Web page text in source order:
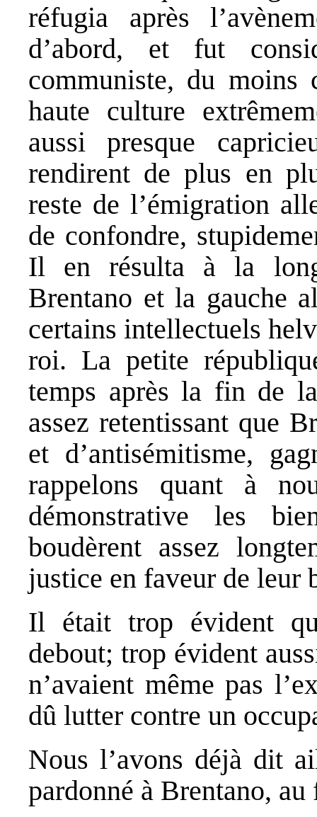
réfugia après
d’abord, et fut
communiste, du moins
haute culture
aussi presque
rendirent de plus en
reste de l’émigration
de confondre,
Il en résulta à la
Brentano et la gauche
certains intellectuels
roi. La petite
temps après la fin de
assez retentissant que
et d’antisémitisme,
rappelons quant à
démonstrative les
boudèrent assez
justice en faveur de leur
Il était trop évident
debout; trop évident
n’avaient même pas
dû lutter contre un
Nous l’avons déjà dit
pardonné à Brentano,